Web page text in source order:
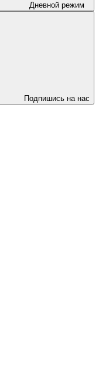
Дневной режим
Подпишись на нас